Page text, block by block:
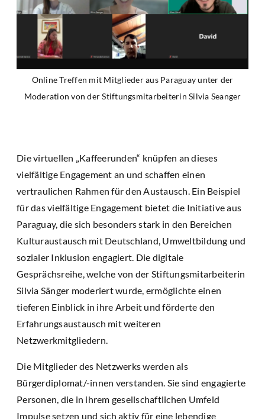
Online Treffen mit Mitglieder aus Paraguay unter der
Moderation von der Stiftungsmitarbeiterin Silvia Seanger
Die virtuellen „Kaffeerunden“ knüpfen an dieses
vielfältige Engagement an und schaffen einen
vertraulichen Rahmen für den Austausch. Ein Beispiel
für das vielfältige Engagement bietet die Initiative aus
Paraguay, die sich besonders stark in den Bereichen
Kulturaustausch mit Deutschland, Umweltbildung und
sozialer Inklusion engagiert. Die digitale
Gesprächsreihe, welche von der Stiftungsmitarbeiterin
Silvia Sänger moderiert wurde, ermöglichte einen
tieferen Einblick in ihre Arbeit und förderte den
Erfahrungsaustausch mit weiteren
Netzwerkmitgliedern.
Die Mitglieder des Netzwerks werden als
Bürgerdiplomat/-innen verstanden. Sie sind engagierte
Personen, die in ihrem gesellschaftlichen Umfeld
Impulse setzen und sich aktiv für eine lebendige